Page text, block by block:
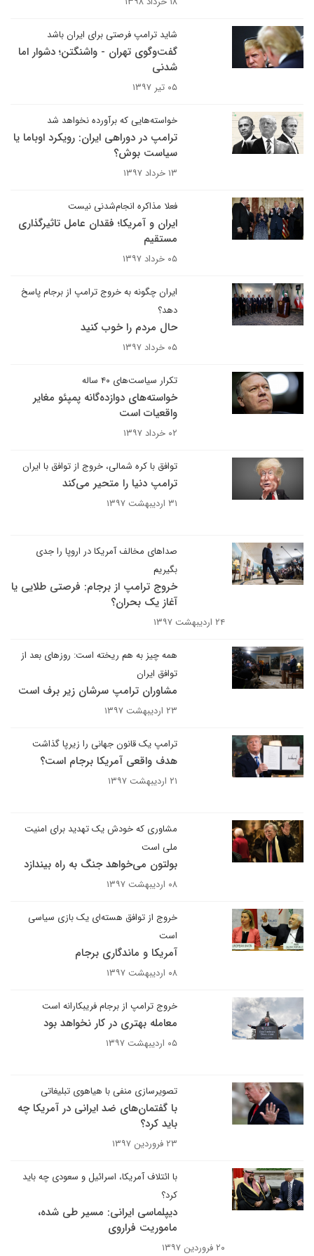
شاید ترامپ فرصتی برای ایران باشد
گفت‌وگوی تهران - واشنگتن؛ دشوار اما
شدنی
۰۵ تیر ۱۳۹۷
خواسته‌‌هایی که برآورده نخواهد شد
ترامپ در دوراهی ایران: رویکرد اوباما یا
سیاست بوش؟
۱۳ خرداد ۱۳۹۷
فعلا مذاکره انجام‌شدنی نیست
ایران و آمریکا؛ فقدان عامل تاثیرگذاری
مستقیم
۰۵ خرداد ۱۳۹۷
ایران چگونه به خروج ترامپ از برجام پاسخ
دهد؟
حال مردم را خوب کنید
۰۵ خرداد ۱۳۹۷
تکرار سیاست‌های ۴۰ ساله
خواسته‌های دوازده‌گانه پمپئو مغایر
واقعیات است
۰۲ خرداد ۱۳۹۷
توافق با کره شمالی، خروج از توافق با ایران
ترامپ دنیا را متحیر می‌کند
۳۱ اردیبهشت ۱۳۹۷
صداهای مخالف آمریکا در اروپا را جدی
بگیریم
خروج ترامپ از برجام: فرصتی طلایی یا
آغاز یک بحران؟
۲۴ اردیبهشت ۱۳۹۷
همه چیز به هم ریخته است: روزهای بعد از
توافق ایران
مشاوران ترامپ سرشان زیر برف است
۲۳ اردیبهشت ۱۳۹۷
ترامپ یک قانون جهانی را زیرپا گذاشت
هدف واقعی آمریکا برجام است؟
۲۱ اردیبهشت ۱۳۹۷
مشاوری که خودش یک تهدید برای امنیت
ملی است
بولتون می‌خواهد جنگ به راه بیندازد
۰۸ اردیبهشت ۱۳۹۷
خروج از توافق هسته‌ای یک بازی سیاسی
است
آمریکا و ماندگاری برجام
۰۸ اردیبهشت ۱۳۹۷
خروج ترامپ از برجام فریبکارانه است
معامله بهتری در کار نخواهد بود
۰۵ اردیبهشت ۱۳۹۷
تصویرسازی منفی با هیاهوی تبلیغاتی
با گفتمان‌های ضد ایرانی در آمریکا چه
باید کرد؟
۲۳ فروردین ۱۳۹۷
با ائتلاف آمریکا، اسرائیل و سعودی چه باید
کرد؟
دیپلماسی ایرانی: مسیر طی شده،
ماموریت فراروی
۲۰ فروردین ۱۳۹۷